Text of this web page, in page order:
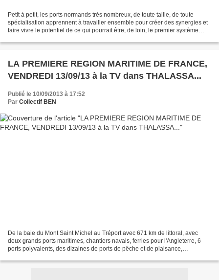
Petit à petit, les ports normands très nombreux, de toute taille, de toute
spécialisation apprennent à travailler ensemble pour créer des synergies et
faire vivre le potentiel de ce qui pourrait être, de loin, le premier système
LA PREMIERE REGION MARITIME DE FRANCE,
VENDREDI 13/09/13 à la TV dans THALASSA...
Publié le 10/09/2013 à 17:52
Par Collectif BEN
De la baie du Mont Saint Michel au Tréport avec 671 km de littoral, avec
deux grands ports maritimes, chantiers navals, ferries pour l'Angleterre, 6
ports polyvalents, des dizaines de ports de pêche et de plaisance,